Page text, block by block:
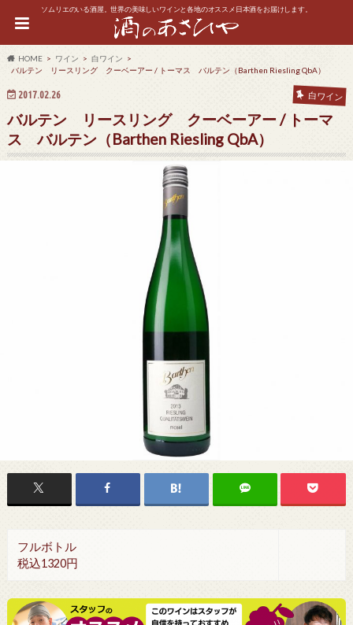
ソムリエのいる酒屋。世界の美味しいワインと各地のオススメ日本酒をお届けします。
HOME ワイン
白ワイン
バルテン リースリング クーベーアー / トーマス バルテン（Barthen Riesling QbA）
2017.02.26 白ワイン
バルテン リースリング クーベーアー / トーマ
ス バルテン（Barthen Riesling QbA）
フルボトル
税込1320円